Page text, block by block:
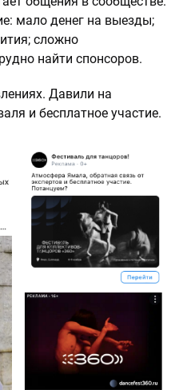
мало денег на выезды;
сложно
найти спонсоров.
Давили на
и бесплатное участие.